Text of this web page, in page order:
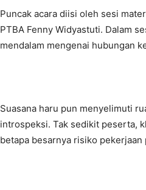
Puncak acara diisi oleh sesi
PTBA Fenny Widyastuti. Dalam
mendalam mengenai hubungan
Suasana haru pun menyelimuti
introspeksi. Tak sedikit peserta,
betapa besarnya risiko pekerjaan